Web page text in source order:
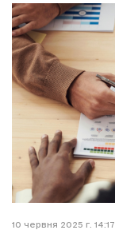
10 червня 2025 г. 14:17